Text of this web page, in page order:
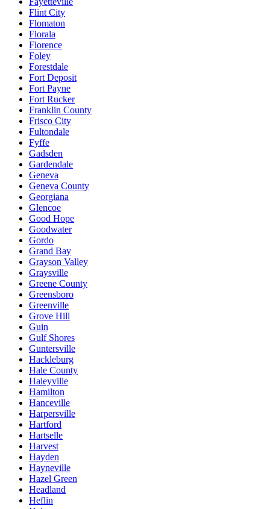
Flint City
Flomaton
Florala
Florence
Foley
Forestdale
Fort Deposit
Fort Payne
Fort Rucker
Franklin County
Frisco City
Fultondale
Fyffe
Gadsden
Gardendale
Geneva
Geneva County
Georgiana
Glencoe
Good Hope
Goodwater
Gordo
Grand Bay
Grayson Valley
Graysville
Greene County
Greensboro
Greenville
Grove Hill
Guin
Gulf Shores
Guntersville
Hackleburg
Hale County
Haleyville
Hamilton
Hanceville
Harpersville
Hartford
Hartselle
Harvest
Hayden
Hayneville
Hazel Green
Headland
Heflin